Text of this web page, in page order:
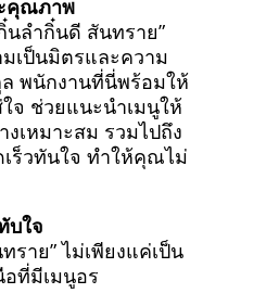
คุณภาพ
นลำกิ๋นดี สันทราย”
มเป็นมิตรและความ
ล พนักงานที่นี่พร้อมให้
จ ช่วยแนะนำเมนูให้
เหมาะสม รวมไปถึง
เร็วทันใจ ทำให้คุณไม่
บใจ
ราย” ไม่เพียงแค่เป็น
อที่มีเมนูอร